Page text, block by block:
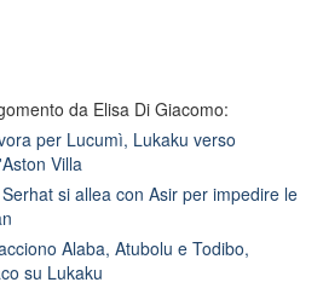
da Elisa Di Giacomo:
per Lucumì, Lukaku verso
Villa
si allea con Asir per impedire le
Alaba, Atubolu e Todibo,
su Lukaku